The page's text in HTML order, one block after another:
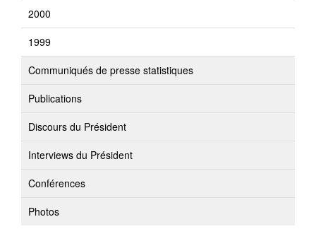
2000
1999
Communiqués de presse statistiques
Publications
Discours du Président
Interviews du Président
Conférences
Photos